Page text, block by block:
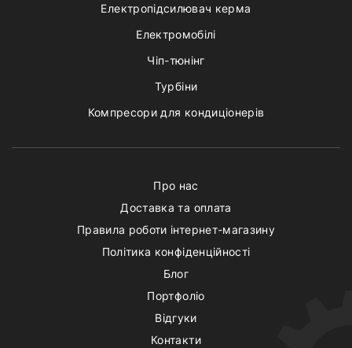
Електропідсилювач керма
Електромобілі
Чіп-тюнінг
Турбіни
Компресори для кондиціонерів
Про нас
Доставка та оплата
Правила роботи інтернет-магазину
Політика конфіденційності
Блог
Портфоліо
Відгуки
Контакти